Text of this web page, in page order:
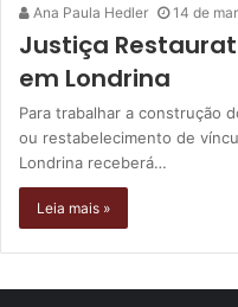
Ana Paula Hedler 14 de
Justiça
em Londrina
Para trabalhar a construção
ou restabelecimento de
Londrina receberá…
Leia mais »